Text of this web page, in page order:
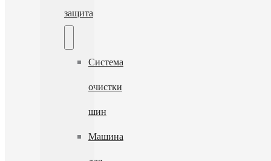
защита
Система
очистки
шин
Машина